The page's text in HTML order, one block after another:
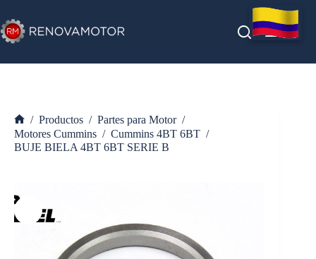
al
contenido
Inicio
/ Productos / Partes para Motor /
Motores Cummins / Cummins 4BT 6BT /
BUJE BIELA 4BT 6BT SERIE B